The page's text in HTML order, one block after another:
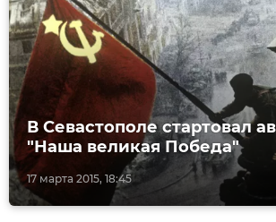
17 марта 2015, 18:45
В Севастополе стартовал
"Наша великая Победа"